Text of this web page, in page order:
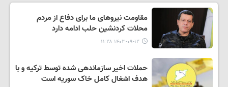
مقاومت نیروهای ما برای دفاع از مردم
محلات کردنشین حلب ادامه دارد
۱۴۰۳-۰۹-۱۲ ۱۱:۲۸
حملات اخیر سازماندهی شده توسط ترکیه و با
هدف اشغال کامل خاک سوریه است